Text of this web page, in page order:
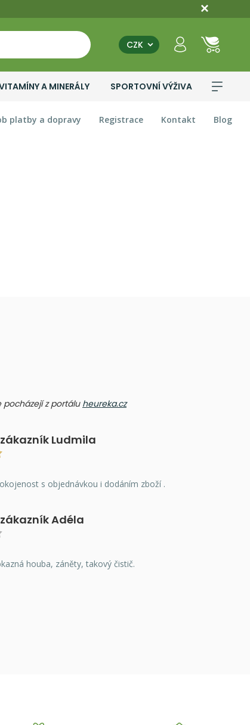
CZK
A MINERÁLY SPORTOVNÍ VÝŽIVA
platby a dopravy Registrace Kontakt Blog
pocházejí z portálu heureka.cz
Ludmila
s objednávkou i dodáním zboží .
Adéla
houba, záněty, takový čistič.